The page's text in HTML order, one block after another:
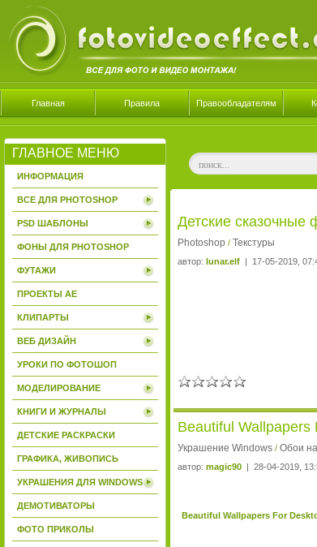
Главная Правила Правообладателям
ГЛАВНОЕ МЕНЮ
ИНФОРМАЦИЯ
ВСЕ ДЛЯ PHOTOSHOP
PSD ШАБЛОНЫ
ФОНЫ ДЛЯ PHOTOSHOP
ФУТАЖИ
ПРОЕКТЫ AE
КЛИПАРТЫ
ВЕБ ДИЗАЙН
УРОКИ ПО ФОТОШОП
МОДЕЛИРОВАНИЕ
КНИГИ И ЖУРНАЛЫ
ДЕТСКИЕ РАСКРАСКИ
ГРАФИКА, ЖИВОПИСЬ
УКРАШЕНИЯ ДЛЯ WINDOWS
ДЕМОТИВАТОРЫ
ФОТО ПРИКОЛЫ
Детские
Photoshop / Текстуры
автор: lunar.elf | 17-05-2019,
Beautiful
Украшение Windows / Обои
автор: magic90 | 28-04-2019,
Beautiful Wallpapers For